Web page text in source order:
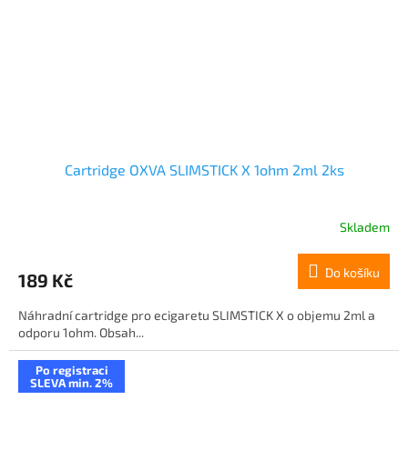
Cartridge OXVA SLIMSTICK X 1ohm 2ml 2ks
Skladem
189 Kč Do košíku
Náhradní cartridge pro ecigaretu SLIMSTICK X o objemu 2ml a
odporu 1ohm. Obsah...
Po registraci
SLEVA min. 2%